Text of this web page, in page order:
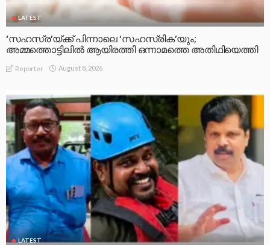
LATEST
‘സഹസ്ര’യ്ക്ക് പിന്നാലെ ‘സഹസ്രിക’യും;
അമ്മത്തൊട്ടിലിൽ ആയിരത്തി ഒന്നാമത്തെ അതിഥിയെത്തി
Reporter August 8, 2026
LATEST